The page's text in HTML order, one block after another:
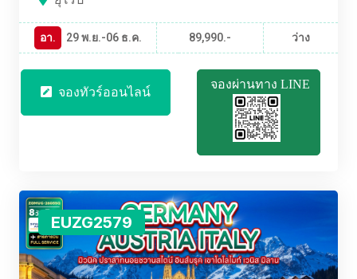
อา. 29 พ.ย.-06 ธ.ค. 89,990.- ว่าง
จองทัวร์ออนไลน์ จองผ่านทาง LINE
EUZG2579